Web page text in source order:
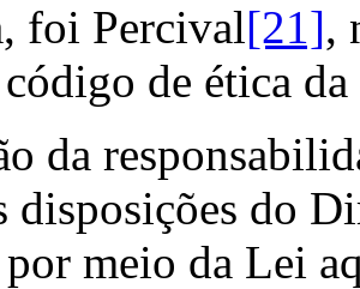
foi Percival[21],
de ética
da
disposições do
meio da Lei